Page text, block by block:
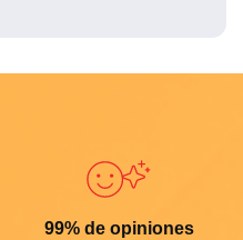
99% de opiniones